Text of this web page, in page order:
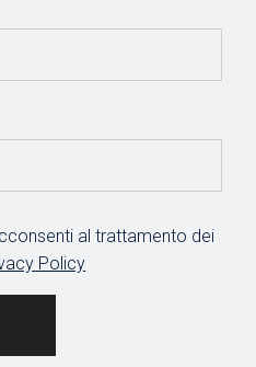
al trattamento dei
Policy